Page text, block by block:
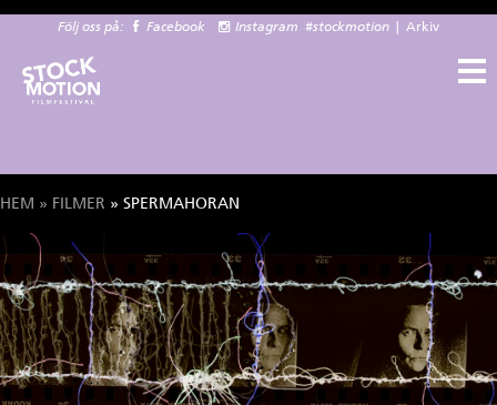
Följ oss på: Facebook Instagram #stockmotion Arkiv
Du är här
HEM » FILMER » SPERMAHORAN